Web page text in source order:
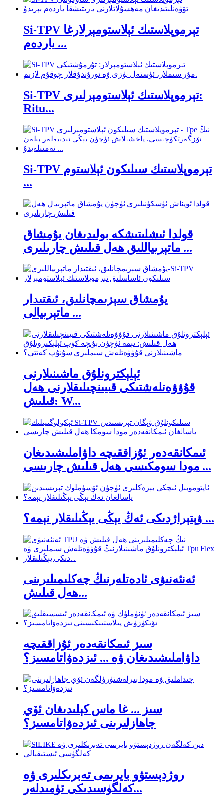
Si-TPV تېرموپلاستىك ئېلاستومېرلارغا
ياردەم ...
Si-TPV تېرموپلاستىك ئېلاستومېرلىرى:
Ritu...
Si-TPV تېرموپلاستىك سىلىكون ئېلاستوم
...
قولدا ئىشلىتىشكە بولىدىغان يۇمشاق
ماتېرىياللىق ھەل قىلىش چارىلىرى ...
يۇمشاق سېزىمچانلىق، ئىقتىدار
ماتېرىيالى ...
ئېلېكترونلۇق ماشىنىلارنى
قۇۋۋەتلەشتىكى قىيىنچىلىقلارنى ھەل
قىلىش: W...
ئىمكانقەدەر ئۇزاققىچە داۋاملىشىدىغان
مودا سومكىسى ھەل قىلىش چارىسى ...
ۋېتېراژدىكى ئەڭ يېڭى يېڭىلىقلار نېمە؟ ...
ئەنئەنىۋى ئادەتلەرنىڭ چەكلىمىلىرىنى
ھەل قىلىش...
سىز ئىمكانقەدەر ئۇزاققىچە
داۋاملىشىدىغان ۋە ... ئىزدەۋاتامسىز؟
سىز ... غا ماس كېلىدىغان ئۆي
جاھازلىرىنى ئىزدەۋاتامسىز؟
روژدېستۋو بايرىمى تەبرىكلىرى ۋە
كەلگۈسىدىكى ئۈمىدلەر...